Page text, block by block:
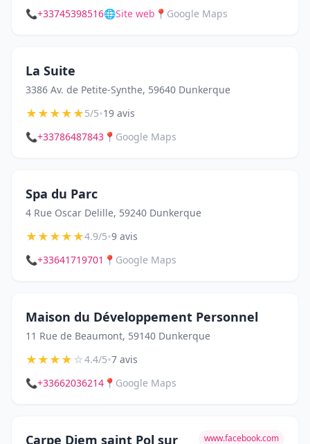
📞+33745398516🌐Site web 📍 Google Maps
La Suite
3386 Av. de Petite-Synthe, 59640 Dunkerque
★★★★★5/5•19 avis
📞+33786487843 📍 Google Maps
Spa du Parc
4 Rue Oscar Delille, 59240 Dunkerque
★★★★★4.9/5•9 avis
📞+33641719701 📍 Google Maps
Maison du Développement Personnel
11 Rue de Beaumont, 59140 Dunkerque
★★★★☆4.4/5•7 avis
📞+33662036214 📍 Google Maps
Carpe Diem saint Pol sur www.facebook.com